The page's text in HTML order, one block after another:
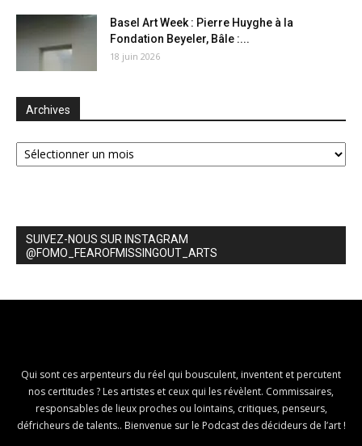
Basel Art Week : Pierre Huyghe à la
Fondation Beyeler, Bâle :...
18 juin 2026
Archives
Archives
SUIVEZ-NOUS SUR INSTAGRAM
@FOMO_FEAROFMISSINGOUT_ARTS
Qui sont ces arpenteurs du réel qui bousculent, inventent et percutent
nos certitudes ? Les artistes et ceux qui les révèlent. Commissaires,
responsables de lieux proches ou lointains, critiques, penseurs,
défricheurs de talents.. Bienvenue sur le Podcast des décideurs de l’art !